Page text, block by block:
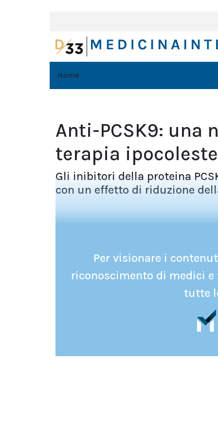
Home
Anti-PCSK9: una
terapia
Gli inibitori della proteina
con un effetto di riduzione
Per visionare i
riconoscimento di medici
tutte